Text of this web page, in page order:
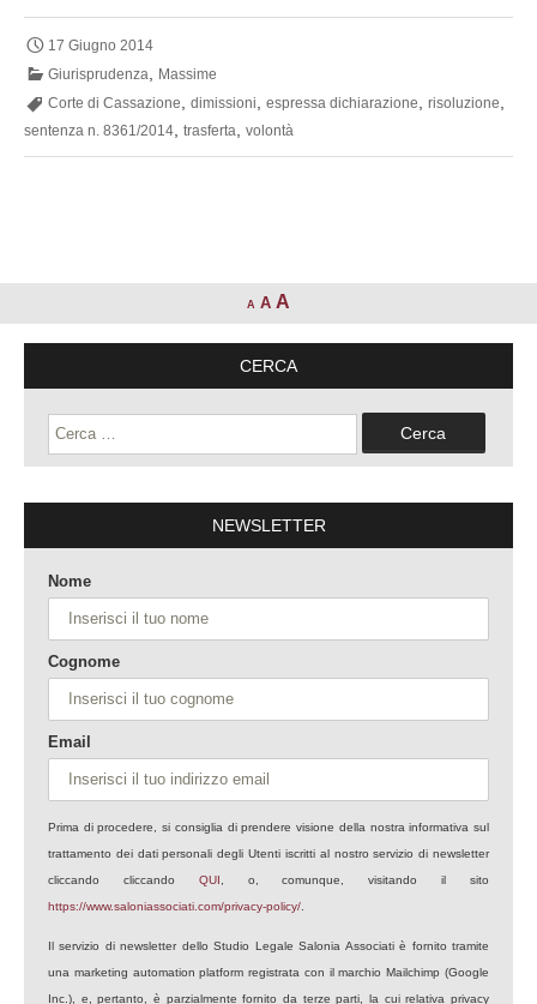
rigoroso
incondizionata
volontà
di
17 Giugno 2014
Giurisprudenza
Massime
Corte di Cassazione
dimissioni espressa dichiarazione risoluzione
sentenza n. 8361/2014 trasferta volontà
A A A
CERCA
Ricerca
per:
NEWSLETTER
Nome
Cognome
Email
Prima di procedere, si consiglia di prendere visione della nostra informativa sul
trattamento dei dati personali degli Utenti iscritti al nostro servizio di newsletter
cliccando cliccando QUI , o, comunque, visitando il sito
https://www.saloniassociati.com/privacy-policy/
Il servizio di newsletter dello Studio Legale Salonia Associati è fornito tramite
una marketing automation platform registrata con il marchio Mailchimp (Google
Inc.), e, pertanto, è parzialmente fornito da terze parti, la cui relativa privacy